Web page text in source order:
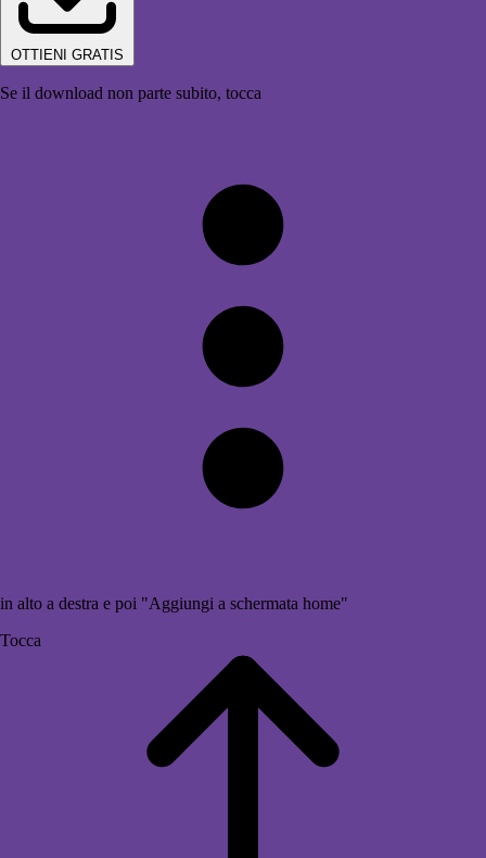
OTTIENI GRATIS
Se il download non parte subito, tocca
in alto a destra e poi "Aggiungi a schermata home"
Tocca